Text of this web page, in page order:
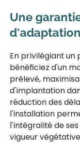
Une
En privilégiant un
bénéficiez d'un
prélevé,
d'implantation
réduction des
l'installation
l'intégralité de
vigueur